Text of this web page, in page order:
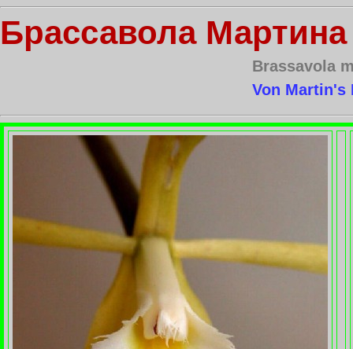
Брассавола Мартина
Brassavola
Von Martin's